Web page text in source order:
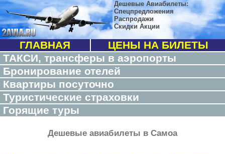
Дешевые Авиабилеты:
Спецпредложения
Распродажи
Скидки Акции
ГЛАВНАЯ
ЦЕНЫ НА БИЛЕТЫ
ТАКСИ, трансферы в аэропорты
Бронирование отелей
Квартиры посуточно
Туристические страховки
Горящие туры
Дешевые авиабилеты в Самоа